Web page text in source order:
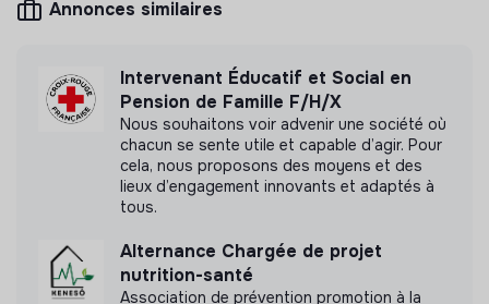
Labels et certifications
Cette structure n'a pas souhaité nous
communiquer les labels ou certifications qu'elle a
pu obtenir.
Annonces similaires
Intervenant Éducatif et Social en
Pension de Famille F/H/X
Nous souhaitons voir advenir une société où
chacun se sente utile et capable d’agir. Pour
cela, nous proposons des moyens et des
lieux d’engagement innovants et adaptés à
tous.
Alternance Chargée de projet
nutrition-santé
Association de prévention promotion à la